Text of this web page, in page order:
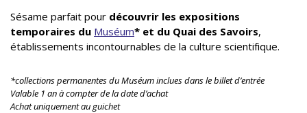
Sésame parfait pour découvrir les expositions
temporaires du Muséum* et du Quai des Savoirs,
établissements incontournables de la culture scientifique.
*collections permanentes du Muséum inclues dans le billet d’entrée
Valable 1 an à compter de la date d’achat
Achat uniquement au guichet